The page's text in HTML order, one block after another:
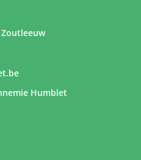
Humblet